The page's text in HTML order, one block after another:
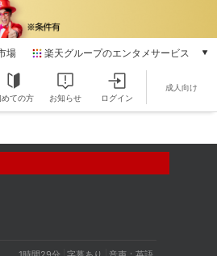
場 楽天グループのエンタメサービス
本/ゲーム/CD/DVD
電子書籍
動画配信
めての方 お知らせ ログイン
成人向け